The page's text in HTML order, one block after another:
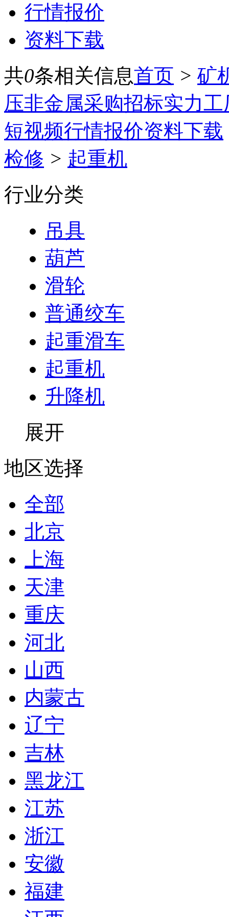
行情报价
资料下载
共0条相关信息首页 > 矿
压非金属采购招标实力工
短视频行情报价资料下载
检修 > 起重机
行业分类
吊具
葫芦
滑轮
普通绞车
起重滑车
起重机
升降机
展开
地区选择
全部
北京
上海
天津
重庆
河北
山西
内蒙古
辽宁
吉林
黑龙江
江苏
浙江
安徽
福建